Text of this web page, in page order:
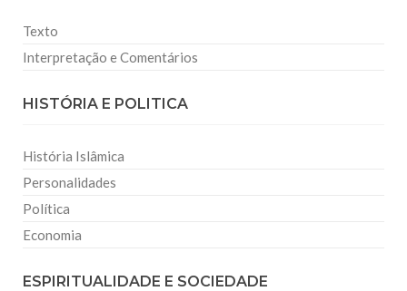
Texto
Interpretação e Comentários
HISTÓRIA E POLITICA
História Islâmica
Personalidades
Política
Economia
ESPIRITUALIDADE E SOCIEDADE